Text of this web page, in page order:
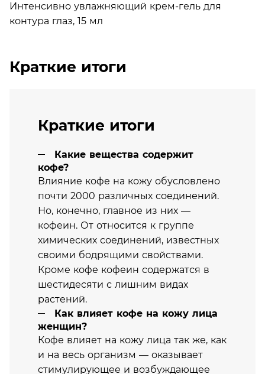
Краткие итоги
Краткие итоги
Какие вещества содержит
кофе?
Влияние кофе на кожу обусловлено
почти 2000 различных соединений.
Но, конечно, главное из них —
кофеин. От относится к группе
химических соединений, известных
своими бодрящими свойствами.
Кроме кофе кофеин содержатся в
шестидесяти с лишним видах
растений.
Как влияет кофе на кожу лица
женщин?
Кофе влияет на кожу лица так же, как
и на весь организм — оказывает
стимулирующее и возбуждающее